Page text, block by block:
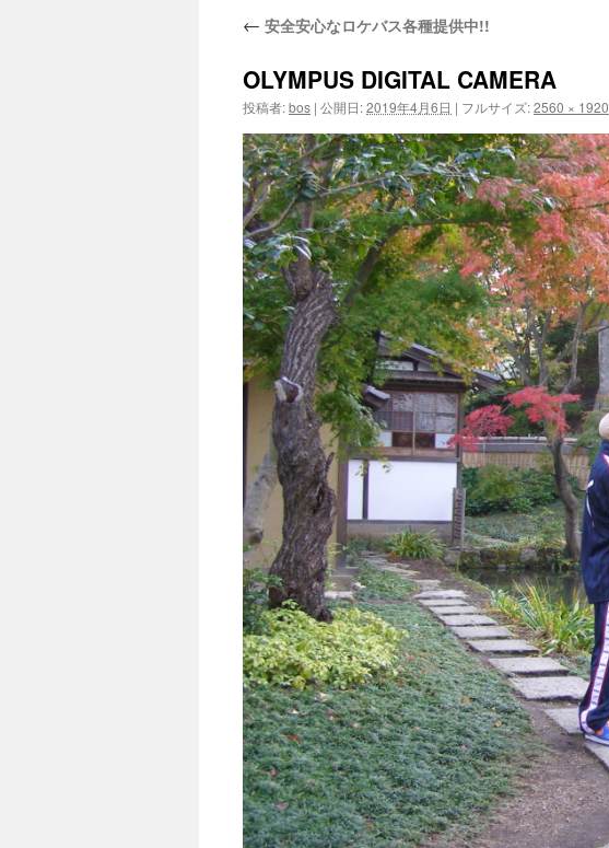
← 安全安心なロケバス各種提供中!!
OLYMPUS DIGITAL CAMERA
投稿者:bos | 公開日:2019年4月6日 | フルサイズ:2560 × 1920